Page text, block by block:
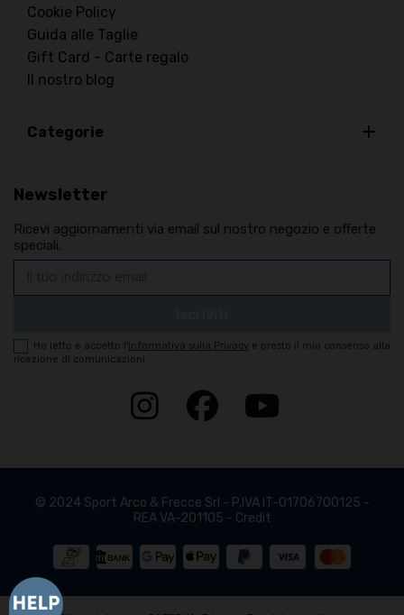
Cookie Policy
Guida alle Taglie
Gift Card - Carte regalo
Il nostro blog
Categorie
Newsletter
Ricevi aggiornamenti via email sul nostro negozio e offerte
speciali.
Ho letto e accetto l'informativa sulla Privacy e presto il mio consenso alla
ricezione di comunicazioni.
© 2024 Sport Arco & Frecce Srl - P.IVA IT-01706700125 -
REA VA-201105 - Credit